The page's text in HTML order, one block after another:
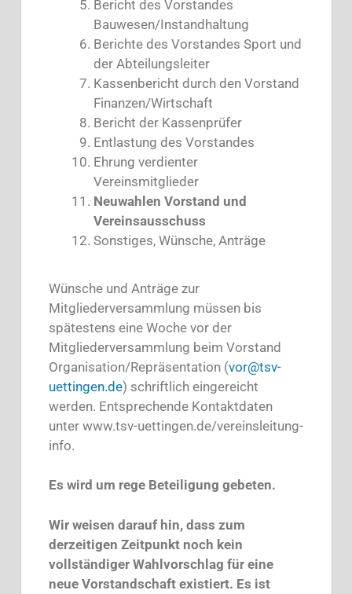
Bericht des Vorstandes
Bauwesen/Instandhaltung
Berichte des Vorstandes Sport und
der Abteilungsleiter
Kassenbericht durch den Vorstand
Finanzen/Wirtschaft
Bericht der Kassenprüfer
Entlastung des Vorstandes
Ehrung verdienter
Vereinsmitglieder
Neuwahlen Vorstand und
Vereinsausschuss
Sonstiges, Wünsche, Anträge
Wünsche und Anträge zur
Mitgliederversammlung müssen bis
spätestens eine Woche vor der
Mitgliederversammlung beim Vorstand
Organisation/Repräsentation (vor@tsv-
uettingen.de) schriftlich eingereicht
werden. Entsprechende Kontaktdaten
unter www.tsv-uettingen.de/vereinsleitung-
info.
Es wird um rege Beteiligung gebeten.
Wir weisen darauf hin, dass zum
derzeitigen Zeitpunkt noch kein
vollständiger Wahlvorschlag für eine
neue Vorstandschaft existiert. Es ist